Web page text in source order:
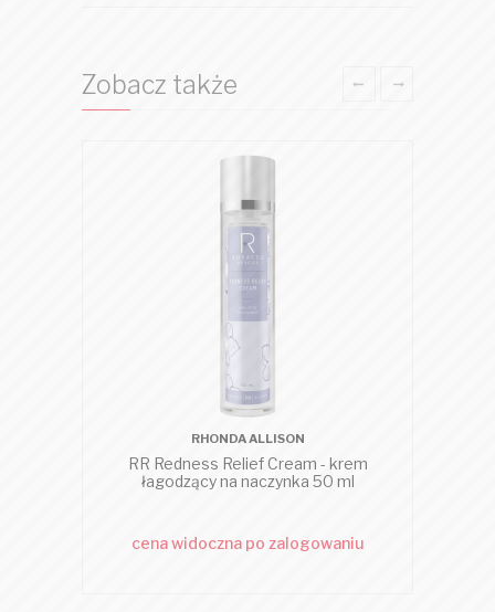
Zobacz także
RHONDA ALLISON
RR Redness Relief Cream - krem
łagodzący na naczynka 50 ml
cena widoczna po zalogowaniu